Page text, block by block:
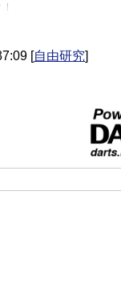
[自由研究]